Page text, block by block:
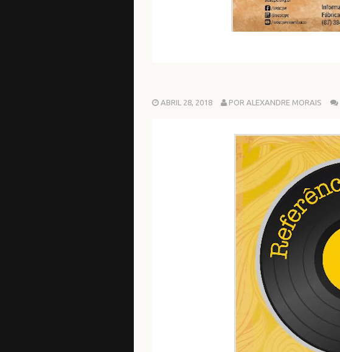
ABRIL 28, 2018 POR ALEXANDRE MORAIS